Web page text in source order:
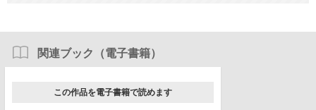
関連ブック（電子書籍）
この作品を電子書籍で読めます